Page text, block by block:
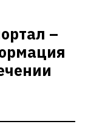
–